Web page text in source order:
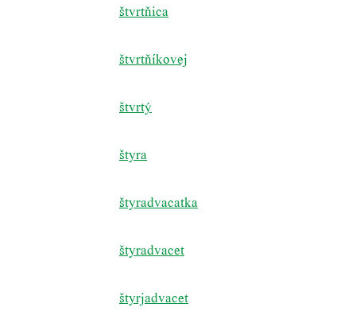
štvrtňica
štvrtňíkovej
štvrtý
štyra
štyradvacatka
štyradvacet
štyrjadvacet